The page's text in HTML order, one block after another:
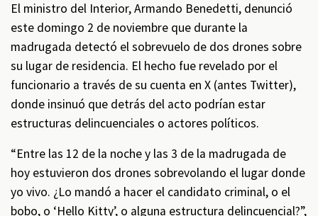
El ministro del Interior, Armando Benedetti, denunció
este domingo 2 de noviembre que durante la
madrugada detectó el sobrevuelo de dos drones sobre
su lugar de residencia. El hecho fue revelado por el
funcionario a través de su cuenta en X (antes Twitter),
donde insinuó que detrás del acto podrían estar
estructuras delincuenciales o actores políticos.
“Entre las 12 de la noche y las 3 de la madrugada de
hoy estuvieron dos drones sobrevolando el lugar donde
yo vivo. ¿Lo mandó a hacer el candidato criminal, o el
bobo, o ‘Hello Kitty’, o alguna estructura delincuencial?”,